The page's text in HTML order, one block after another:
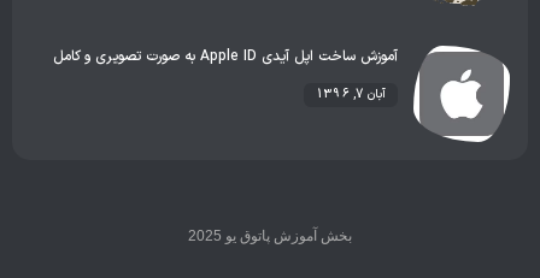
آموزش ساخت اپل آیدی Apple ID به صورت تصویری و کامل
آبان 7, 1396
بخش آموزش پاتوق یو 2025